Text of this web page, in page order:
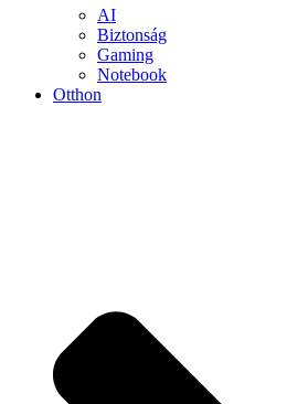
AI
Biztonság
Gaming
Notebook
Otthon